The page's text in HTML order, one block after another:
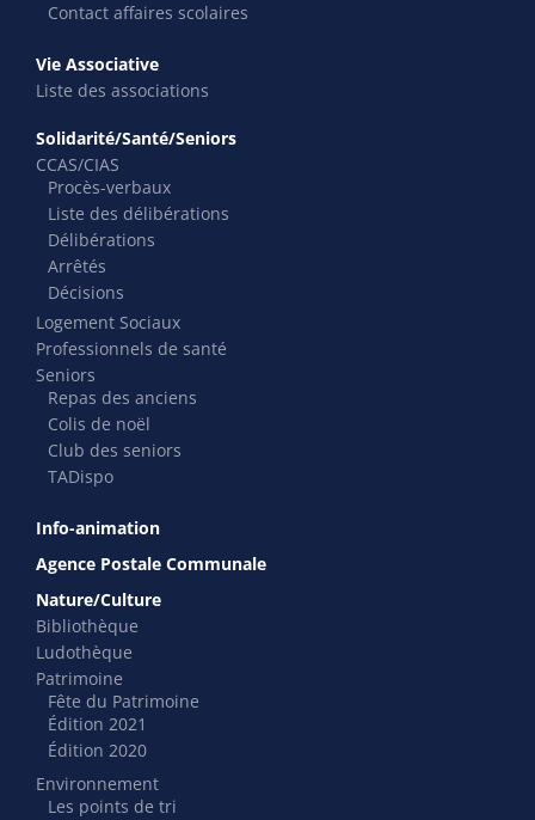
Contact affaires scolaires
Vie Associative
Liste des associations
Solidarité/Santé/Seniors
CCAS/CIAS
Procès-verbaux
Liste des délibérations
Délibérations
Arrêtés
Décisions
Logement Sociaux
Professionnels de santé
Seniors
Repas des anciens
Colis de noël
Club des seniors
TADispo
Info-animation
Agence Postale Communale
Nature/Culture
Bibliothèque
Ludothèque
Patrimoine
Fête du Patrimoine
Édition 2021
Édition 2020
Environnement
Les points de tri